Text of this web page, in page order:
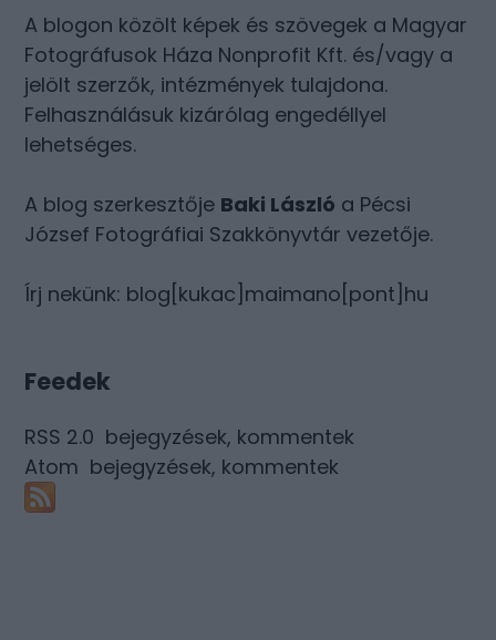
A blogon közölt képek és szövegek a Magyar
Fotográfusok Háza Nonprofit Kft. és/vagy a
jelölt szerzők, intézmények tulajdona.
Felhasználásuk kizárólag engedéllyel
lehetséges.
A blog szerkesztője Baki László a Pécsi
József Fotográfiai Szakkönyvtár vezetője.
Írj nekünk: blog[kukac]maimano[pont]hu
Feedek
RSS 2.0 bejegyzések, kommentek
Atom bejegyzések, kommentek